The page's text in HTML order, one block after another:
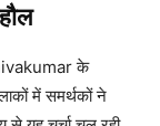
के
में समर्थकों ने